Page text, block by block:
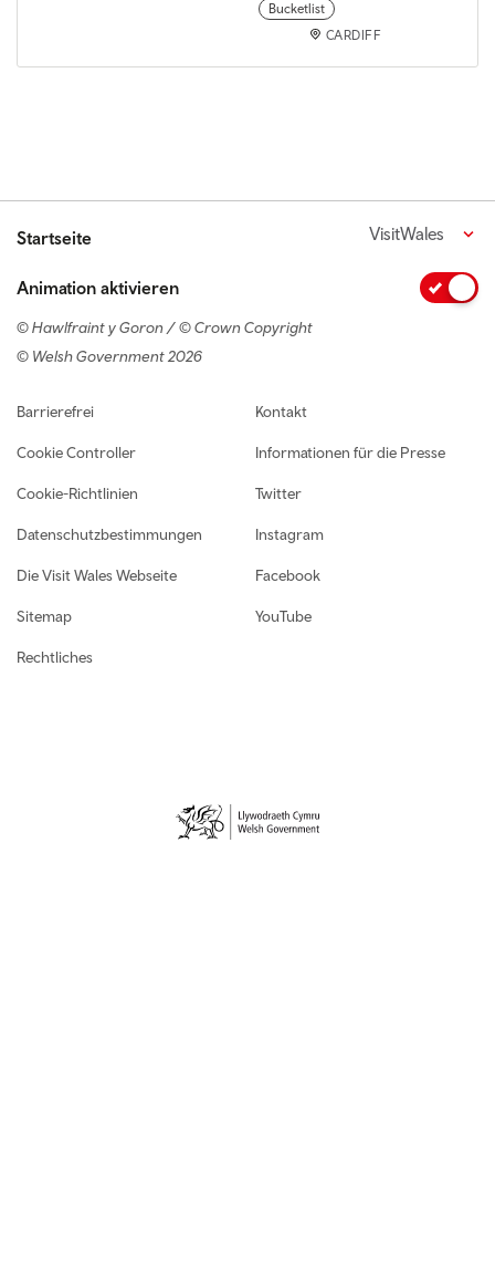
Bucketlist
CARDIFF
Startseite VisitWales
Animation aktivieren
© Hawlfraint y Goron / © Crown Copyright
© Welsh Government 2026
Footer navigation
Barrierefrei
Cookie Controller
Cookie-Richtlinien
Datenschutzbestimmungen
Die Visit Wales Webseite
Sitemap
Rechtliches
Kontakt
Informationen für die Presse
Twitter
Instagram
Facebook
YouTube